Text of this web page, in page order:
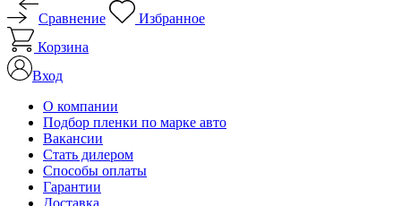
Сравнение
Избранное
Корзина
Вход
О компании
Подбор пленки по марке авто
Вакансии
Стать дилером
Способы оплаты
Гарантии
Доставка